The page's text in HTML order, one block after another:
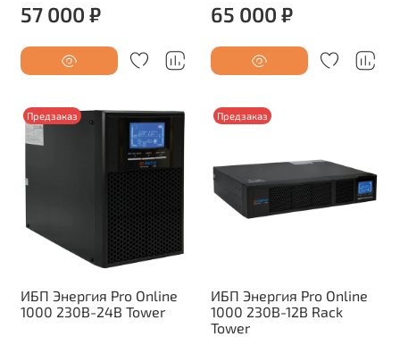
57 000 ₽ 65 000 ₽
Предзаказ
ИБП Энергия Pro Online
1000 230В-24В Tower
Предзаказ
ИБП Энергия Pro Online
1000 230В-12В Rack
Tower